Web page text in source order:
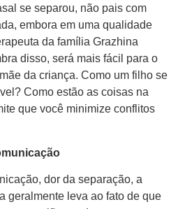
se separou, não pais com
embora em uma qualidade
da família Grazhina
disso, será mais fácil para o
da criança. Como um filho se
Como estão as coisas na
que você minimize conflitos
dor da separação, a
geralmente leva ao fato de que